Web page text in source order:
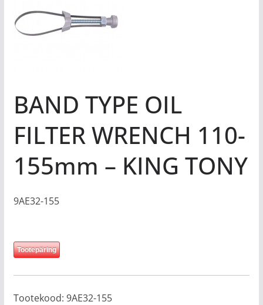
BAND TYPE OIL
FILTER WRENCH 110-
155mm – KING TONY
9AE32-155
Tootepäring
Tootekood: 9AE32-155